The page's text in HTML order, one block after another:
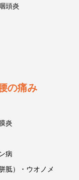
頭炎
の痛み
炎
病
胝）・ウオノメ